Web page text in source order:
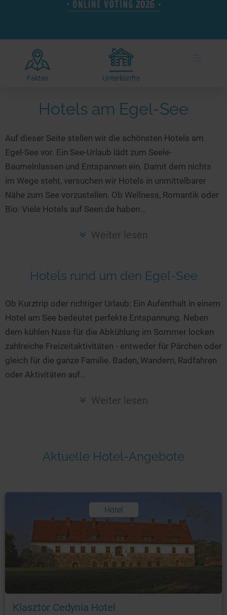
Radtouren am See
Kitesurfen
Kanu- & Kajaktouren
Badeseen in Deutschland
Wellness am See
Urlaub an der Küste
Unterkünfte
Hotels am See
Ferienwohnungen
Camping
Kanu- & Kajak-Urlaub
Wanderurlaub
Bikeurlaub
Auszeit & Wellness
Camping am See
Top-Hotels
Familienhotels
Wellness-Hotels
Biohotels
Ausgefallenes
Häuser auf dem Wasser
Hundefreundliche Unterkünfte
Seen in Deutschland
Seen in Europa
Überwachte Badestellen
Unsere See-Highlights
Deutschlands schönste Seen
Top Seen nach Bundesländern
Top Seen nach Regionen
Deutschlands Lieblingsseen
Frankreich
Niederlande
Schweden
Norwegen
alle Länder…
Fakten Unterkünfte
Hotels am Egel-See
Auf dieser Seite stellen wir die schönsten Hotels am
Egel-See vor. Ein See-Urlaub lädt zum Seele-
Baumelnlassen und Entspannen ein. Damit dem nichts
im Wege steht, versuchen wir Hotels in unmittelbarer
Nähe zum See vorzustellen. Ob Wellness, Romantik oder
Bio: Viele Hotels auf Seen.de haben...
Weiter lesen
Hotels rund um den Egel-See
Ob Kurztrip oder richtiger Urlaub: Ein Aufenthalt in einem
Hotel am See bedeutet perfekte Entspannung. Neben
dem kühlen Nass für die Abkühlung im Sommer locken
zahlreiche Freizeitaktivitäten - entweder für Pärchen oder
gleich für die ganze Familie. Baden, Wandern, Radfahren
oder Aktivitäten auf...
Weiter lesen
Aktuelle Hotel-Angebote
Hotel
Foto: © booking.com
Klasztor Cedynia Hotel